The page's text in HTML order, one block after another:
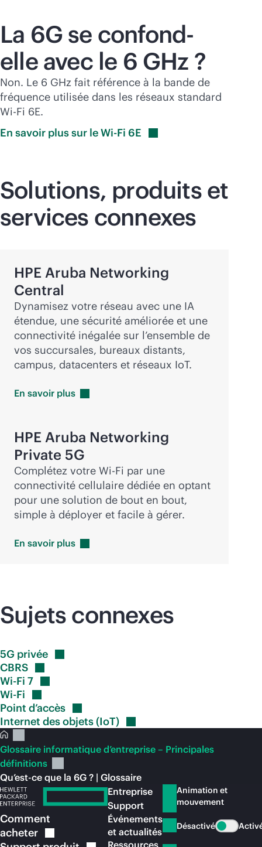
La 6G se confond-
elle avec le 6 GHz ?
Non. Le 6 GHz fait référence à la bande de
fréquence utilisée dans les réseaux standard
Wi-Fi 6E.
En savoir plus sur le Wi-Fi 6E
Solutions, produits et
services connexes
HPE Aruba Networking
Central
Dynamisez votre réseau avec une IA
étendue, une sécurité améliorée et une
connectivité inégalée sur l’ensemble de
vos succursales, bureaux distants,
campus, datacenters et réseaux IoT.
En savoir plus
HPE Aruba Networking
Private 5G
Complétez votre Wi-Fi par une
connectivité cellulaire dédiée en optant
pour une solution de bout en bout,
simple à déployer et facile à gérer.
En savoir plus
Sujets connexes
5G privée
CBRS
Wi-Fi 7
Wi-Fi
Point d’accès
Internet des objets(IoT)
Glossaire informatique d’entreprise – Principales
définitions
Qu’est-ce que la 6G ? | Glossaire
Comment
acheter
Entreprise
Support
Événements
et actualités
Ressources
Animation et
mouvement
Désactivé